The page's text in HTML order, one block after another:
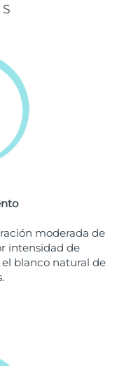
moderada de
intensidad de
el blanco natural de
prevista
prevista
prevista
prevista
prevista14/08/2026
prevista